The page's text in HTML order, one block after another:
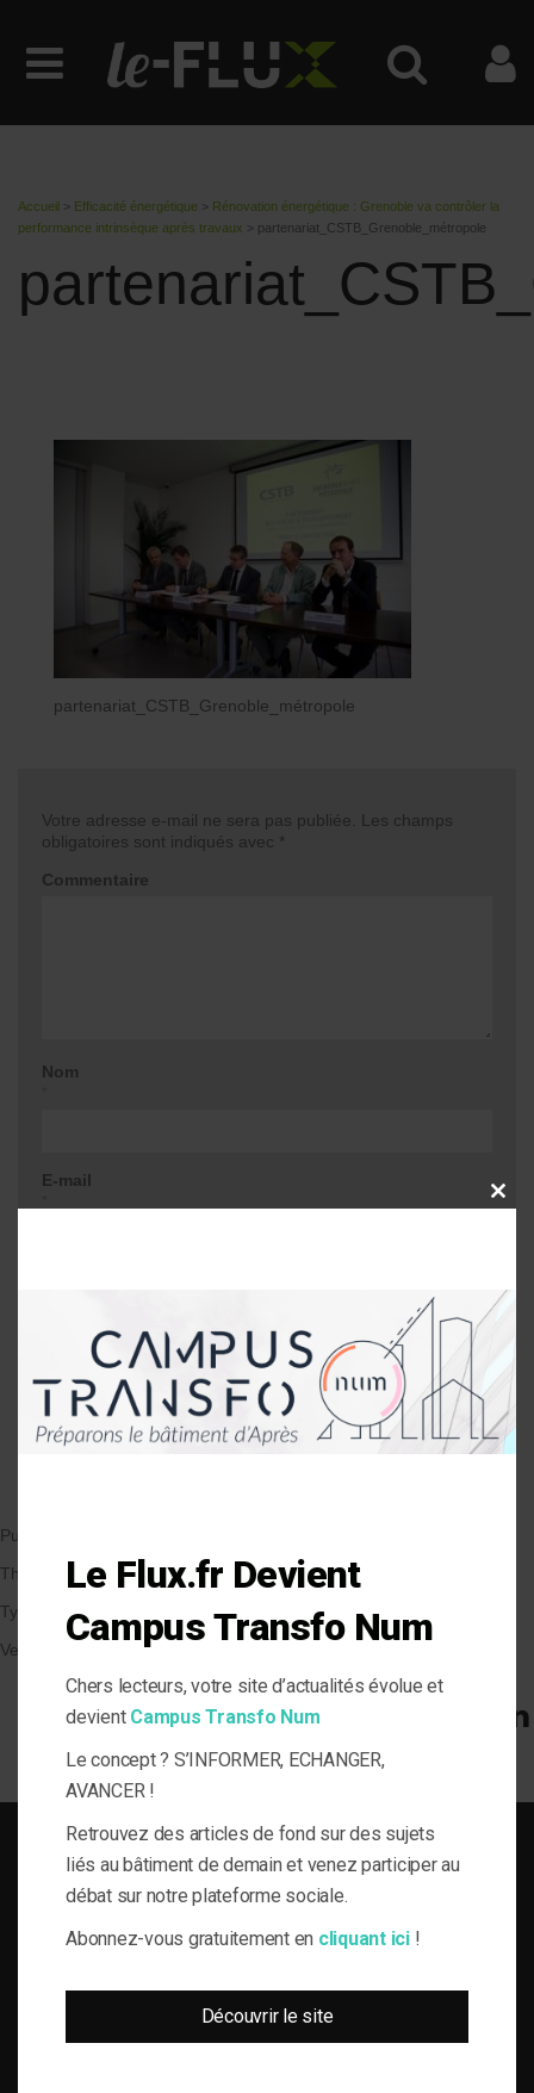
Accueil > Efficacité énergétique > Rénovation énergétique : Grenoble va contrôler la
performance intrinsèque après travaux > partenariat_CSTB_Grenoble_métropole
partenariat_CSTB_Grenoble_métropole
Votre adresse e-mail ne sera pas publiée.
Les champs
obligatoires sont indiqués avec *
Commentaire
Nom
E-mail
Me prévenir lors d'une réponse à mon
Publié le 19/01/2018
Thématique
Types de Bâtiment
Veille et solutions
SOLUTIONS DU BÂTI POUR LA MAÎTRISE D'OUVRAGE RESPONSABLE
du bâtiment, de l’information journalistique inédite, fiable et multi-expertises.
Une actualité toujours connectée à des enjeux règlementaires et para-
CLOSE
Le Flux.fr Devient
Campus Transfo Num
Chers lecteurs, votre site d’actualités évolue et
devient Campus Transfo Num
Le concept ? S’INFORMER, ECHANGER,
AVANCER !
Retrouvez des articles de fond sur des sujets
liés au bâtiment de demain et venez participer au
débat sur notre plateforme sociale.
Abonnez-vous gratuitement en cliquant ici!
Découvrir le site